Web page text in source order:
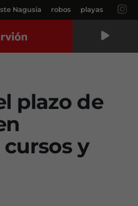
Nagusia robos playas
plazo de
y